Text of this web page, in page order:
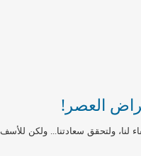
العصر!
لنا، ولتحقق سعادتنا... ولكن للأسف